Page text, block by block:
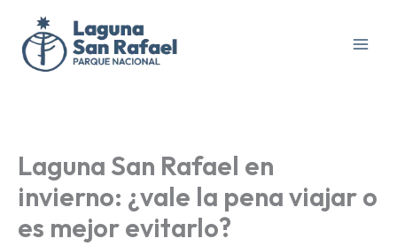
contenido
Laguna San Rafael en
invierno: ¿vale la pena viajar o
es mejor evitarlo?